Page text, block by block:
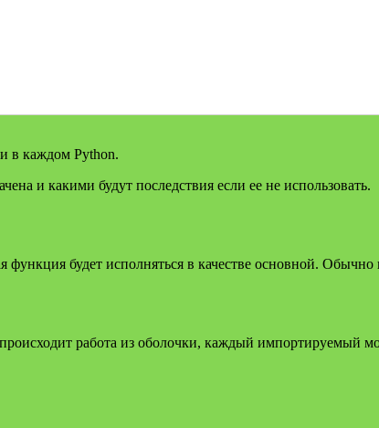
в каждом Python.
и какими будут последствия если ее не использовать.
будет исполняться в качестве основной. Обычно
работа из оболочки, каждый импортируемый